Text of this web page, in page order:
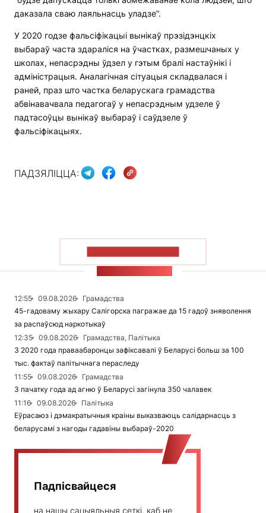
даказала сваю лаяльнасць уладзе”.
У 2020 годзе фальсіфікацыі вынікаў прэзідэнцкіх
выбараў часта здараліся на ўчастках, размешчаных у
школах, непасрэдны ўдзел у гэтым бралі настаўнікі і
адміністрацыя. Аналагічная сітуацыя складвалася і
раней, праз што частка беларускага грамадства
абвінавачвала педагогаў у непасрэдным удзеле ў
падтасоўцы вынікаў выбараў і саўдзеле ў
фальсіфікацыях.
ПАДЗЯЛІЦЦА:
12:55 09.08.2026
Грамадства
45-гадоваму жыхару Салігорска пагражае да 15 гадоў зняволення
за распаўсюд наркотыкаў
12:35
09.08.2026
Грамадства, Палітыка
З 2020 года праваабаронцы зафіксавалі ў Беларусі больш за 100
тыс. фактаў палітычнага пераследу
11:55
09.08.2026
Грамадства
З пачатку года ад агню ў Беларусі загінула 350 чалавек
11:16
09.08.2026
Палітыка
Еўрасаюз і дэмакратычныя краіны выказваюць салідарнасць з
беларусамі з нагоды гадавіны выбараў-2020
Падпісвайцеся
на нашы сацыяльныя сеткі, каб не